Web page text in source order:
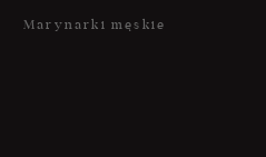
Marynarki męskie